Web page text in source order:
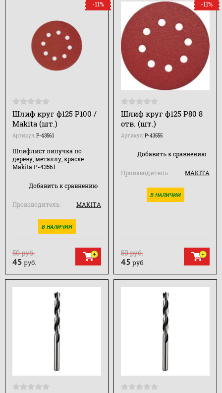
-11%
Шлиф круг ф125 Р100 /
Makita (шт.)
Артикул:P-43561
Шлифлист липучка по
дереву, металлу, краске
Makita P-43561
Добавить к сравнению
Производитель: MAKITA
В НАЛИЧИИ
50руб.
45 руб.
-11%
Шлиф круг ф125 Р80 8
отв. (шт.)
Артикул:P-43555
Добавить к сравнению
Производитель: MAKITA
В НАЛИЧИИ
50руб.
45 руб.